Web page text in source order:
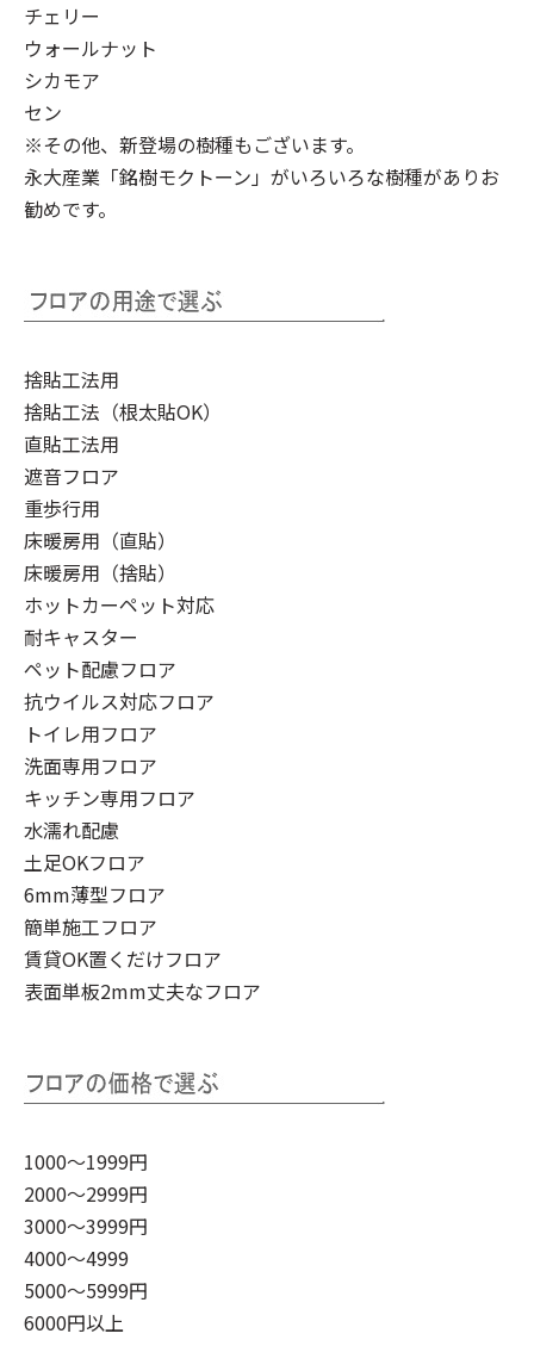
チェリー
ウォールナット
シカモア
セン
※その他、新登場の樹種もございます。
永大産業「銘樹モクトーン」 がいろいろな樹種がありお
勧めです。
捨貼工法用
捨貼工法（根太貼OK）
直貼工法用
遮音フロア
重歩行用
床暖房用（直貼）
床暖房用（捨貼）
ホットカーペット対応
耐キャスター
ペット配慮フロア
抗ウイルス対応フロア
トイレ用フロア
洗面専用フロア
キッチン専用フロア
水濡れ配慮
土足OKフロア
6mm薄型フロア
簡単施工フロア
賃貸OK置くだけフロア
表面単板2mm丈夫なフロア
1000～1999円
2000～2999円
3000～3999円
4000～4999
5000～5999円
6000円以上